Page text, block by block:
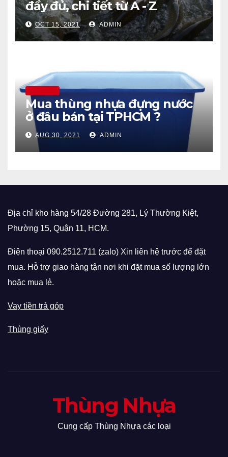
đầy đủ, chi tiết từ A - Z
OCT 15, 2021 ADMIN
Mua thùng nhựa đựng nước
ở đâu bán tại TPHCM ?
AUG 30, 2021 ADMIN
Địa chỉ kho hàng 54/28 Đường 281, Lý Thường Kiệt,
Phường 15, Quận 11, HCM.
Điện thoại 090.2512.711 (zalo) Xin liên hệ trước để đặt
mua. Hỗ trợ giao hàng tận nơi khi đặt mua số lượng lớn
hoặc mua lẻ.
Vay tiền trả góp
Thùng giấy
Thùng Nhựa
Cung cấp Thùng Nhựa các loại